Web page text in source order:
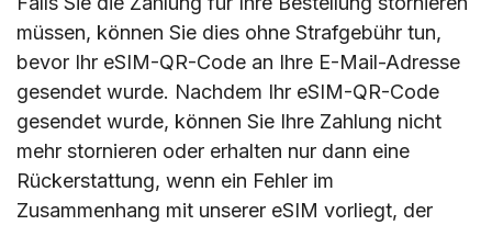
müssen, können Sie dies ohne Strafgebühr tun,
bevor Ihr eSIM-QR-Code an Ihre E-Mail-Adresse
gesendet wurde. Nachdem Ihr eSIM-QR-Code
gesendet wurde, können Sie Ihre Zahlung nicht
mehr stornieren oder erhalten nur dann eine
Rückerstattung, wenn ein Fehler im
Zusammenhang mit unserer eSIM vorliegt, der